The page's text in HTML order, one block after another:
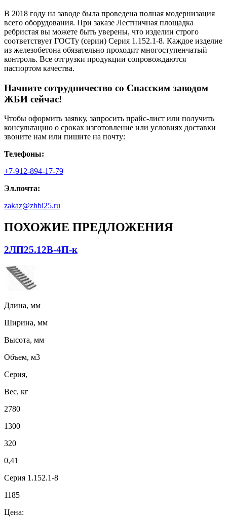
В 2018 году на заводе была проведена полная модернизация
всего оборудования. При заказе Лестничная площадка
ребристая вы можете быть уверены, что изделии строго
соответствует ГОСТу (серии) Серия 1.152.1-8. Каждое изделие
из железобетона обязательно проходит многоступенчатый
контроль. Все отгрузки продукции сопровождаются
паспортом качества.
Начните сотрудничество со Cпасским заводом
ЖБИ сейчас!
Чтобы оформить заявку, запросить прайс-лист или получить
консультацию о сроках изготовление или условиях доставки
звоните нам или пишите на почту:
Телефоны:
+7-912-894-17-79
Эл.почта:
zakaz@zhbi25.ru
ПОХОЖИЕ ПРЕДЛОЖЕНИЯ
2ЛП25.12В-4П-к
Длина, мм
Ширина, мм
Высота, мм
Объем, м3
Серия,
Вес, кг
2780
1300
320
0,41
Серия 1.152.1-8
1185
Цена: